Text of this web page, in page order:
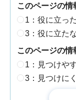
このページの情
1：役に立った
3：役に立た
このページの情
1：見つけや
3：見つけに